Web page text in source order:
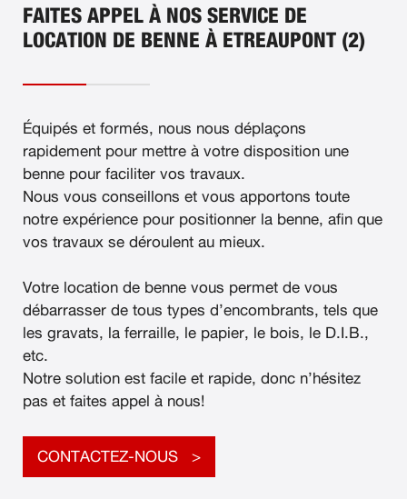
FAITES APPEL À NOS SERVICE DE
LOCATION DE BENNE À ETREAUPONT (2)
Équipés et formés, nous nous déplaçons
rapidement pour mettre à votre disposition une
benne pour faciliter vos travaux.
Nous vous conseillons et vous apportons toute
notre expérience pour positionner la benne, afin que
vos travaux se déroulent au mieux.
Votre location de benne vous permet de vous
débarrasser de tous types d’encombrants, tels que
les gravats, la ferraille, le papier, le bois, le D.I.B.,
etc.
Notre solution est facile et rapide, donc n’hésitez
pas et faites appel à nous!
CONTACTEZ-NOUS